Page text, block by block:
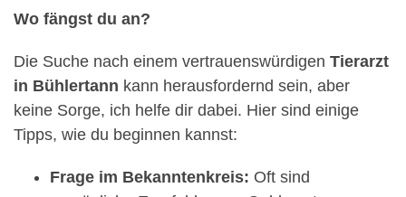
Wo fängst du an?
Die Suche nach einem vertrauenswürdigen Tierarzt
in Bühlertann kann herausfordernd sein, aber
keine Sorge, ich helfe dir dabei. Hier sind einige
Tipps, wie du beginnen kannst:
Frage im Bekanntenkreis: Oft sind